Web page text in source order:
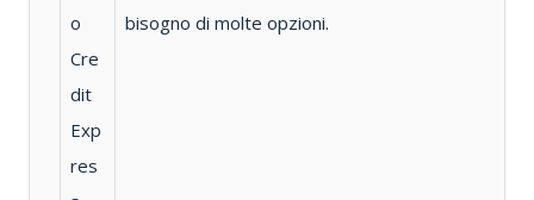
o
Cre
dit
Exp
res
bisogno di molte opzioni.